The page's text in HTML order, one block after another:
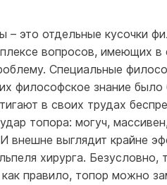
это отдельные кусочки
вопросов, имеющих в
Специальные
философское знание
в своих трудах
топора: могуч,
внешне выглядит крайне
хирурга.
правило, топор можно